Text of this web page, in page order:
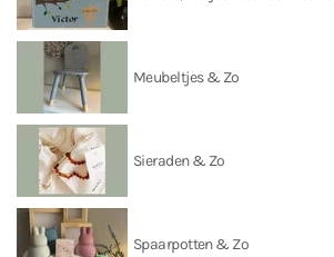
Meubeltjes & Zo
Sieraden & Zo
Spaarpotten & Zo